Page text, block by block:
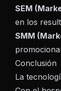
SEM
en los
SMM
Conclusión
La